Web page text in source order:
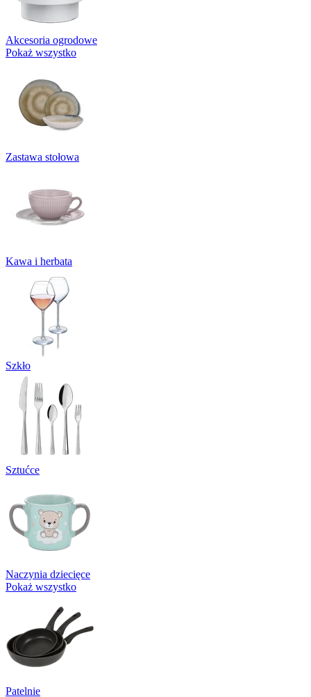
Akcesoria ogrodowe
Pokaż wszystko
Zastawa stołowa
Kawa i herbata
Szkło
Sztućce
Naczynia dziecięce
Pokaż wszystko
Patelnie